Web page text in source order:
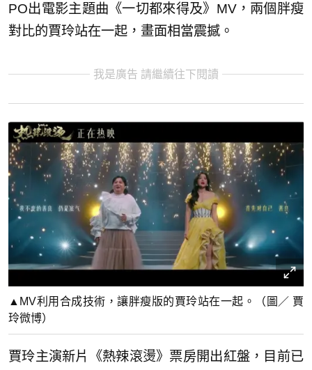
PO出電影主題曲《一切都來得及》MV，兩個胖瘦
對比的賈玲站在一起，畫面相當震撼。
我是廣告 請繼續往下閱讀
▲MV利用合成技術，讓胖瘦版的賈玲站在一起。（圖／ 賈
玲微博）
賈玲主演新片《熱辣滾燙》票房開出紅盤，目前已